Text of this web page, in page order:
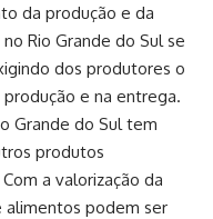
da produção e da
Rio Grande do Sul se
dos produtores o
e na entrega.
Grande do Sul tem
produtos
a valorização da
alimentos podem ser